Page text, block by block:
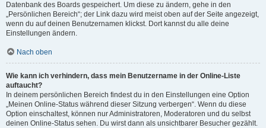
Datenbank des Boards gespeichert. Um diese zu ändern, gehe in den
„Persönlichen Bereich“; der Link dazu wird meist oben auf der Seite angezeigt,
wenn du auf deinen Benutzernamen klickst. Dort kannst du alle deine
Einstellungen ändern.
Nach oben
Wie kann ich verhindern, dass mein Benutzername in der Online-Liste
auftaucht?
In deinem persönlichen Bereich findest du in den Einstellungen eine Option
„Meinen Online-Status während dieser Sitzung verbergen“. Wenn du diese
Option einschaltest, können nur Administratoren, Moderatoren und du selbst
deinen Online-Status sehen. Du wirst dann als unsichtbarer Besucher gezählt.